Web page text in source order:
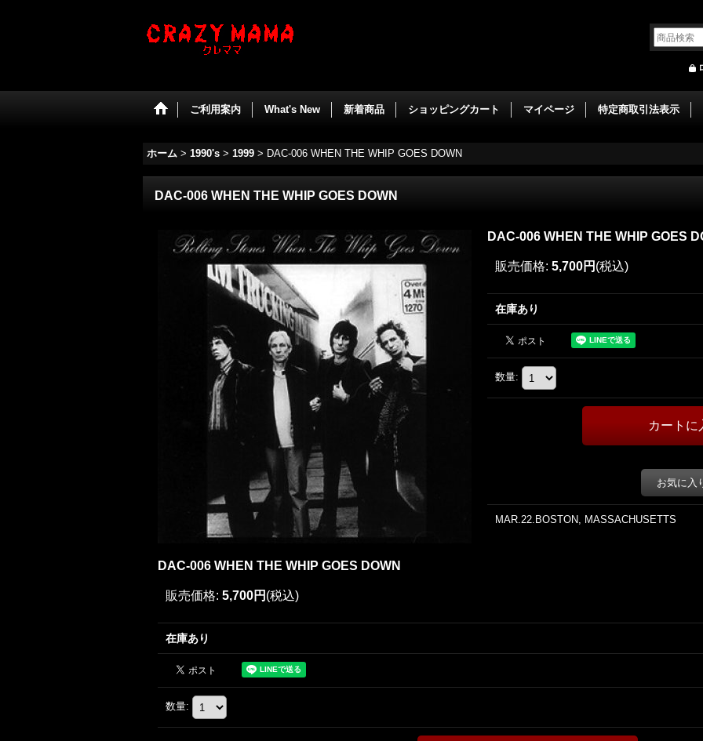
ご利用案内 What's New 新着商品 ショッピングカート マイページ 特定商取引法表示
ホーム > 1990's > 1999 > DAC-006 WHEN THE WHIP GOES DOWN
DAC-006 WHEN THE WHIP GOES DOWN
DAC-006 WHEN THE WHIP GOES
販売価格: 5,700円 (税込)
在庫あり
数量:
お気に入
MAR.22.BOSTON, MASSACHUSETTS
DAC-006 WHEN THE WHIP GOES DOWN
販売価格: 5,700円 (税込)
在庫あり
数量: